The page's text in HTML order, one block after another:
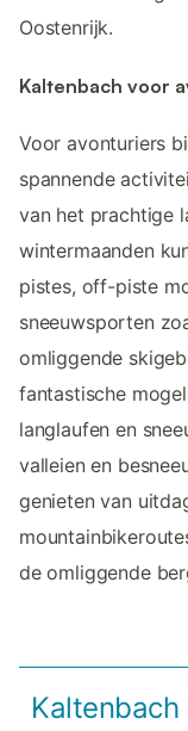
Oostenrijk.
Kaltenbach voor
Voor avonturiers
spannende
van het prachtige
wintermaanden
pistes, off-piste
sneeuwsporten
omliggende
fantastische
langlaufen en
valleien en
genieten van
de omliggende